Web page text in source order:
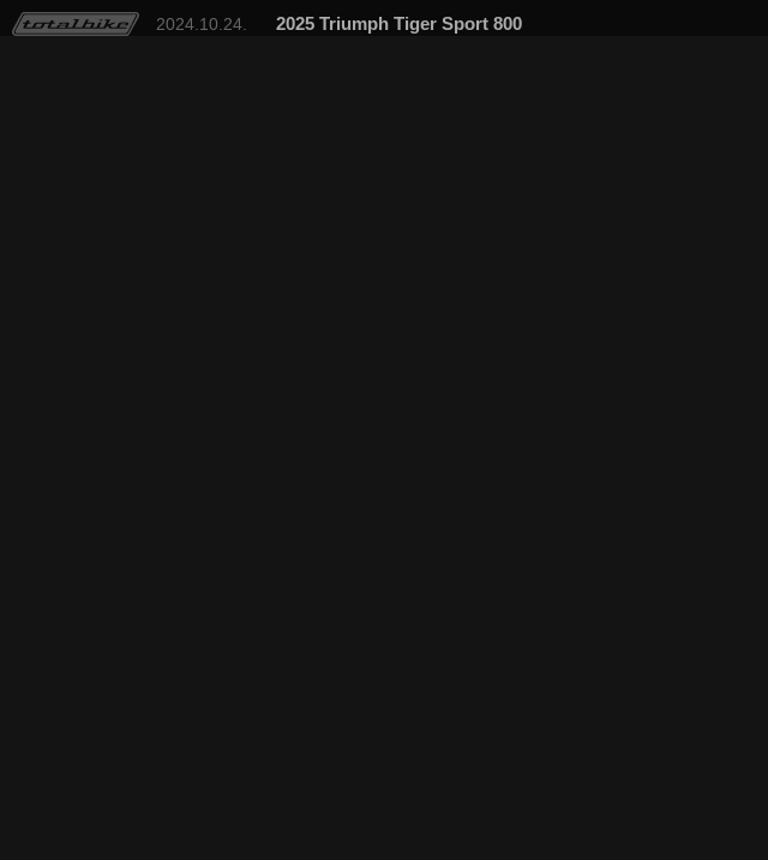
2025 Triumph Tiger Sport 800
2024.10.24.